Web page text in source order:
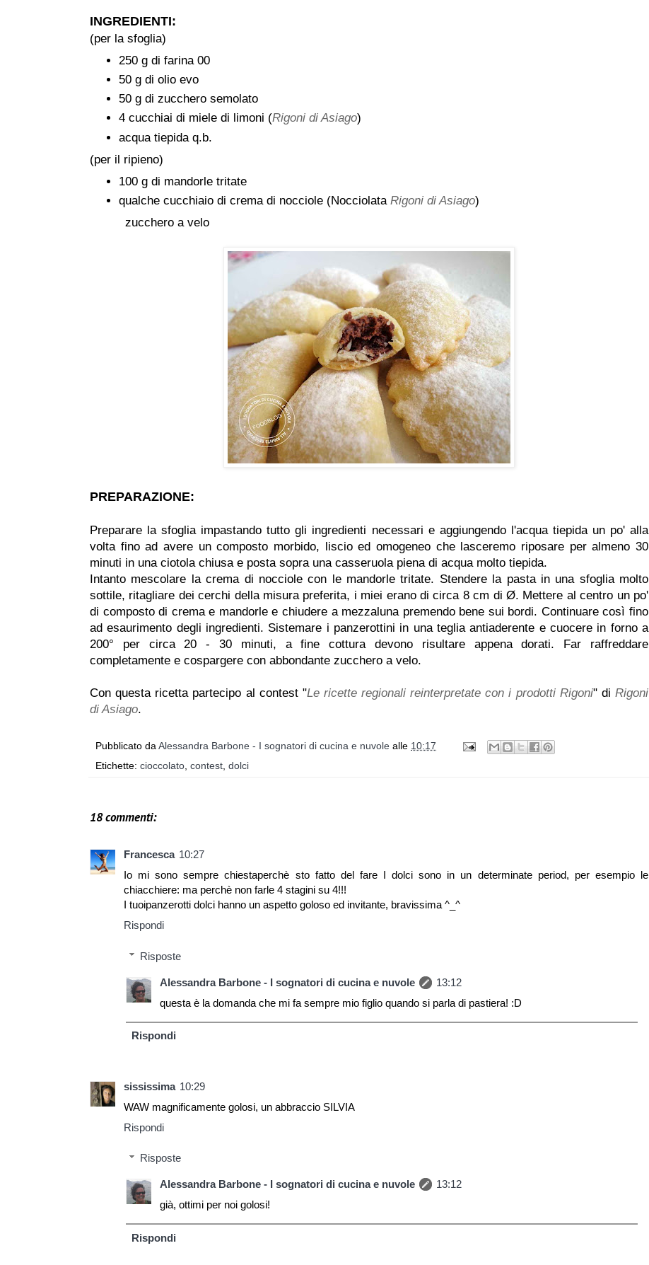
INGREDIENTI:
(per la sfoglia)
250 g di farina 00
50 g di olio evo
50 g di zucchero semolato
4 cucchiai di miele di limoni (Rigoni di Asiago)
acqua tiepida q.b.
(per il ripieno)
100 g di mandorle tritate
qualche cucchiaio di crema di nocciole (NocciolataRigoni di Asiago)
zucchero a velo
PREPARAZIONE:
Preparare la sfoglia impastando tutto gli ingredienti necessari e aggiungendo l'acqua tiepida un po' alla
volta fino ad avere un composto morbido, liscio ed omogeneo che lasceremo riposare per almeno 30
minuti in una ciotola chiusa e posta sopra una casseruola piena di acqua molto tiepida.
Intanto mescolare la crema di nocciole con le mandorle tritate. Stendere la pasta in una sfoglia molto
sottile, ritagliare dei cerchi della misura preferita, i miei erano di circa 8 cm di Ø. Mettere al centro un po'
di composto di crema e mandorle e chiudere a mezzaluna premendo bene sui bordi. Continuare così fino
ad esaurimento degli ingredienti. Sistemare i panzerottini in una teglia antiaderente e cuocere in forno a
200° per circa 20 - 30 minuti, a fine cottura devono risultare appena dorati. Far raffreddare
completamente e cospargere con abbondante zucchero a velo.
Con questa ricetta partecipo al contest "Le ricette regionali reinterpretate con i prodotti Rigoni" diRigoni
di Asiago.
Pubblicato da Alessandra Barbone - I sognatori di cucina e nuvole alle 10:17
Etichette: cioccolato, contest, dolci
18 commenti:
Francesca 10:27
Io mi sono sempre chiestaperchè sto fatto del fare I dolci sono in un determinate period, per esempio le
chiacchiere: ma perchè non farle 4 stagini su 4!!!
I tuoipanzerotti dolci hanno un aspetto goloso ed invitante, bravissima ^_^
Rispondi
Risposte
Alessandra Barbone - I sognatori di cucina e nuvole
13:12
questa è la domanda che mi fa sempre mio figlio quando si parla di pastiera! :D
Rispondi
sississima 10:29
WAW magnificamente golosi, un abbraccio SILVIA
Rispondi
Risposte
Alessandra Barbone - I sognatori di cucina e nuvole
13:12
già, ottimi per noi golosi!
Rispondi